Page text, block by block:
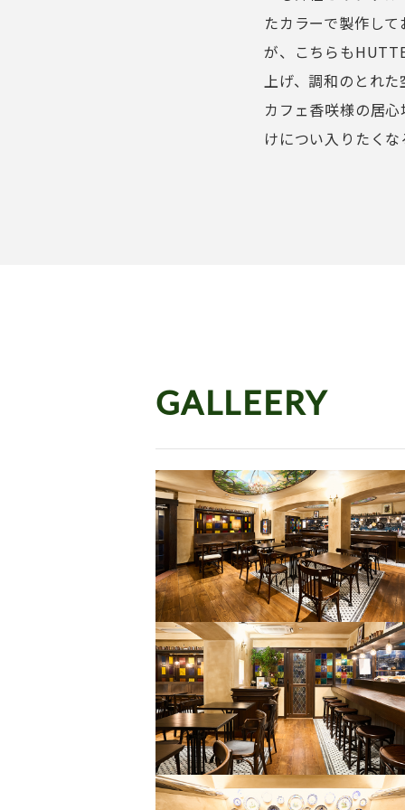
たカラーで製作し
が、こちらも
上げ、調和のとれ
カフェ香咲様の居
けについ入りたく
GALLEERY